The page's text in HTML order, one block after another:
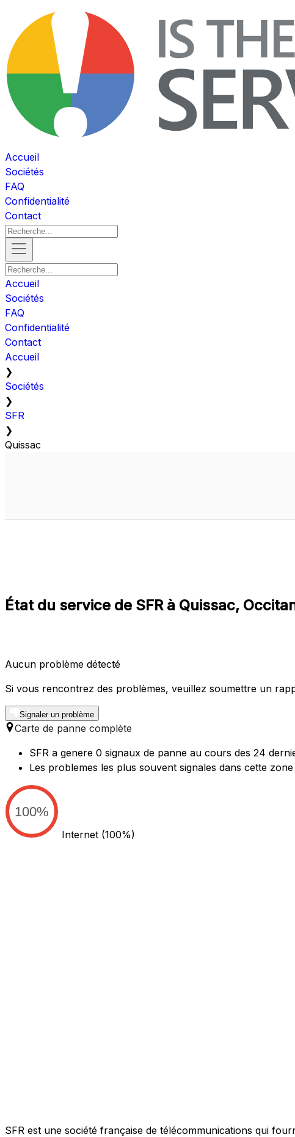
Accueil
Sociétés
FAQ
Confidentialité
Contact
Accueil
Sociétés
FAQ
Confidentialité
Contact
Accueil
❯
Sociétés
❯
SFR
❯
Quissac
État du service de SFR à Quissac,
Aucun problème détecté
Si vous rencontrez des problèmes, veuillez soumettre un
Signaler un problème
Carte de panne complète
SFR a genere 0 signaux de panne au cours des 24
Les problemes les plus souvent signales dans cette
100%
Internet (100%)
SFR est une société française de télécommunications qui